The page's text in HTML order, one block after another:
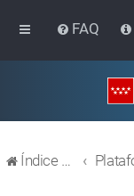
FAQ
Índice general